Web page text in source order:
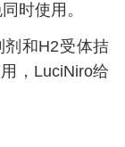
时使用。
和H2受体拮
，LuciNiro给